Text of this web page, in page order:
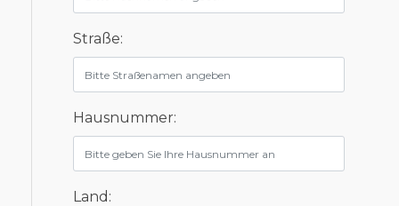
Straße:
Hausnummer:
Land: